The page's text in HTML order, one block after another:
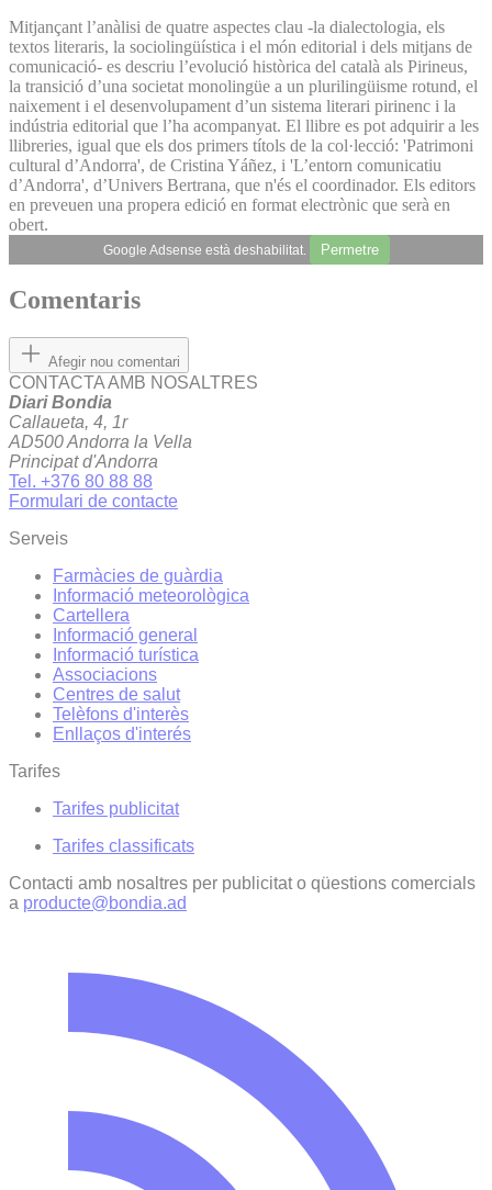
Mitjançant l’anàlisi de quatre aspectes clau -la dialectologia, els
textos literaris, la sociolingüística i el món editorial i dels mitjans de
comunicació- es descriu l’evolució històrica del català als Pirineus,
la transició d’una societat monolingüe a un plurilingüisme rotund, el
naixement i el desenvolupament d’un sistema literari pirinenc i la
indústria editorial que l’ha acompanyat. El llibre es pot adquirir a les
llibreries, igual que els dos primers títols de la col·lecció: 'Patrimoni
cultural d’Andorra', de Cristina Yáñez, i 'L’entorn comunicatiu
d’Andorra', d’Univers Bertrana, que n'és el coordinador. Els editors
en preveuen una propera edició en format electrònic que serà en
obert.
Google Adsense està deshabilitat. Permetre
Comentaris
Afegir nou comentari
CONTACTA AMB NOSALTRES
Diari Bondia
Callaueta, 4, 1r
AD500 Andorra la Vella
Principat d'Andorra
Tel. +376 80 88 88
Formulari de contacte
Serveis
Farmàcies de guàrdia
Informació meteorològica
Cartellera
Informació general
Informació turística
Associacions
Centres de salut
Telèfons d'interès
Enllaços d'interés
Tarifes
Tarifes publicitat
Tarifes classificats
Contacti amb nosaltres per publicitat o qüestions comercials
a producte@bondia.ad